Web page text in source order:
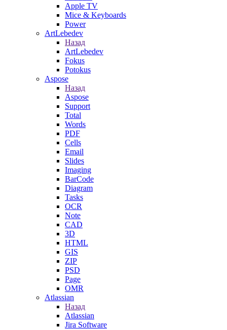
Apple TV
Mice & Keyboards
Power
ArtLebedev
Назад
ArtLebedev
Fokus
Potokus
Aspose
Назад
Aspose
Support
Total
Words
PDF
Cells
Email
Slides
Imaging
BarCode
Diagram
Tasks
OCR
Note
CAD
3D
HTML
GIS
ZIP
PSD
Page
OMR
Atlassian
Назад
Atlassian
Jira Software